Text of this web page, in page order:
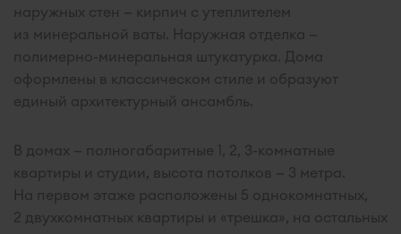
наружных стен — кирпич с утеплителем
из минеральной ваты. Наружная отделка —
полимерно-минеральная штукатурка. Дома
оформлены в классическом стиле и образуют
единый архитектурный ансамбль.
В домах — полногабаритные 1, 2, 3-комнатные
квартиры и студии, высота потолков — 3 метра.
На первом этаже расположены 5 однокомнатных,
2 двухкомнатных квартиры и «трешка», на остальных